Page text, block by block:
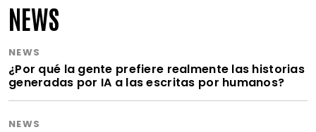
NEWS
NEWS
¿Por qué la gente prefiere realmente las historias
generadas por IA a las escritas por humanos?
NEWS